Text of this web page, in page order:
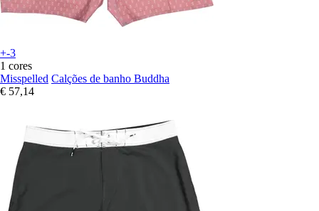
+-3
1 cores
Misspelled Calções de banho Buddha
€ 57,14